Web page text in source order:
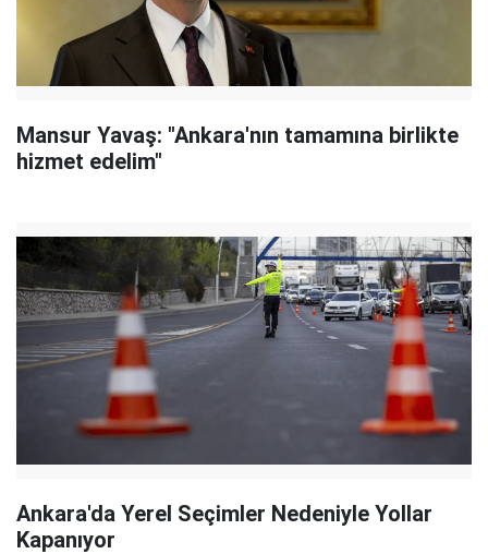
Mansur Yavaş: "Ankara'nın tamamına birlikte
hizmet edelim"
Ankara'da Yerel Seçimler Nedeniyle Yollar
Kapanıyor